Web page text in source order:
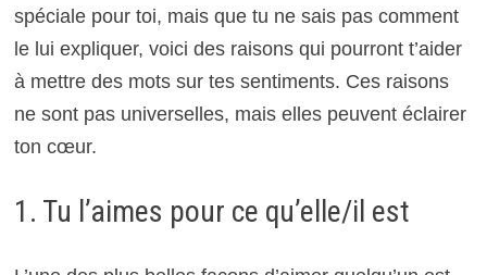
spéciale pour toi, mais que tu ne sais pas comment
le lui expliquer, voici des raisons qui pourront t’aider
à mettre des mots sur tes sentiments. Ces raisons
ne sont pas universelles, mais elles peuvent éclairer
ton cœur.
1. Tu l’aimes pour ce qu’elle/il est